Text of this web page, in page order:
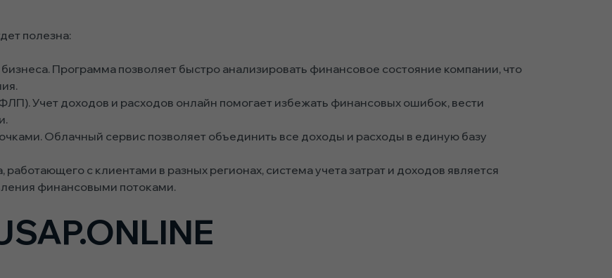
полезна:
Программа позволяет быстро анализировать финансовое состояние компании, что
Учет доходов и расходов онлайн помогает избежать финансовых ошибок, вести
Облачный сервис позволяет объединить все доходы и расходы в единую базу
с клиентами в разных регионах, система учета затрат и доходов является
финансовыми потоками.